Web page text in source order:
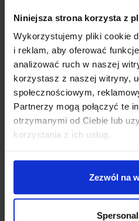
Niniejsza strona korzysta z
Wykorzystujemy pliki cookie
i reklam, aby oferować
analizować ruch w naszej
korzystasz z naszej witryny,
społecznościowym,
Partnerzy mogą połączyć te
otrzymanymi od Ciebie lub
korzystania z ich usług.
Zezwól na
Chwilowy brak zapasu
Przenośny Oscyloskop 3w1 FNIRSI
2C53T Multimetr Generator Sygnałów
Powiadom mnie